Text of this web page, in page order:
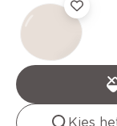
Kies